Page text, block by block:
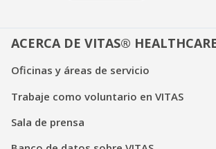
ACERCA DE VITAS®
Oficinas y áreas de servicio
Trabaje como voluntario en VITAS
Sala de prensa